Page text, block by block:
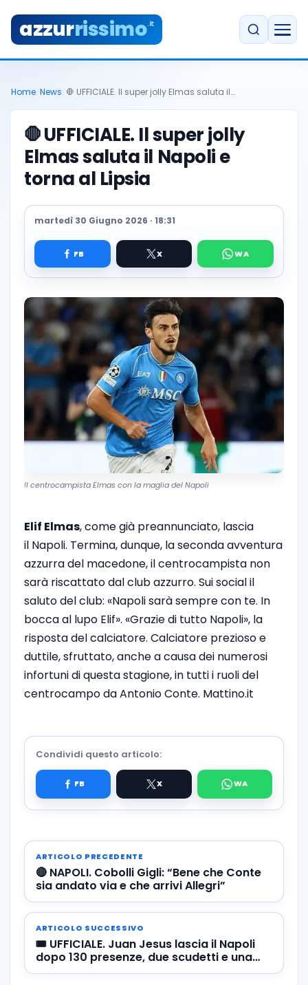
azzurrissimo.it
Home News 🛑 UFFICIALE. Il super jolly Elmas saluta il…
🛑UFFICIALE. Il super jolly
Elmas saluta il Napoli e
torna al Lipsia
martedì 30 Giugno 2026 · 18:31
Il centrocampista Elmas con la maglia del Napoli
Elif Elmas, come già preannunciato, lascia
il Napoli. Termina, dunque, la seconda avventura
azzurra del macedone, il centrocampista non
sarà riscattato dal club azzurro. Sui social il
saluto del club: «Napoli sarà sempre con te. In
bocca al lupo Elif». «Grazie di tutto Napoli», la
risposta del calciatore. Calciatore prezioso e
duttile, sfruttato, anche a causa dei numerosi
infortuni di questa stagione, in tutti i ruoli del
centrocampo da Antonio Conte. Mattino.it
Condividi questo articolo:
ARTICOLO PRECEDENTE
🔴 NAPOLI. Cobolli Gigli: “Bene che Conte
sia andato via e che arrivi Allegri”
ARTICOLO SUCCESSIVO
🎟️ UFFICIALE. Juan Jesus lascia il Napoli
dopo 130 presenze, due scudetti e una
Supercoppa Italiana